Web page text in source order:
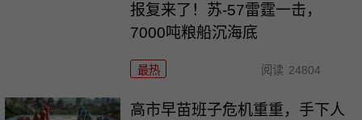
报复来了！苏-57雷霆一击，
7000吨粮船沉海底
最热 阅读 24804
高市早苗班子危机重重，手下人